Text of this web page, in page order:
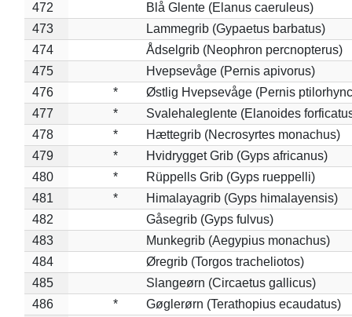
472
Blå Glente (Elanus caeruleus)
473
Lammegrib (Gypaetus barbatus)
474
Ådselgrib (Neophron percnopterus)
475
Hvepsevåge (Pernis apivorus)
476
*
Østlig Hvepsevåge (Pernis
477
*
Svalehaleglente (Elanoides
478
*
Hættegrib (Necrosyrtes monachus)
479
*
Hvidrygget Grib (Gyps africanus)
480
*
Rüppells Grib (Gyps rueppelli)
481
*
Himalayagrib (Gyps himalayensis)
482
Gåsegrib (Gyps fulvus)
483
Munkegrib (Aegypius monachus)
484
Øregrib (Torgos tracheliotos)
485
Slangeørn (Circaetus gallicus)
486
*
Gøglerørn (Terathopius ecaudatus)